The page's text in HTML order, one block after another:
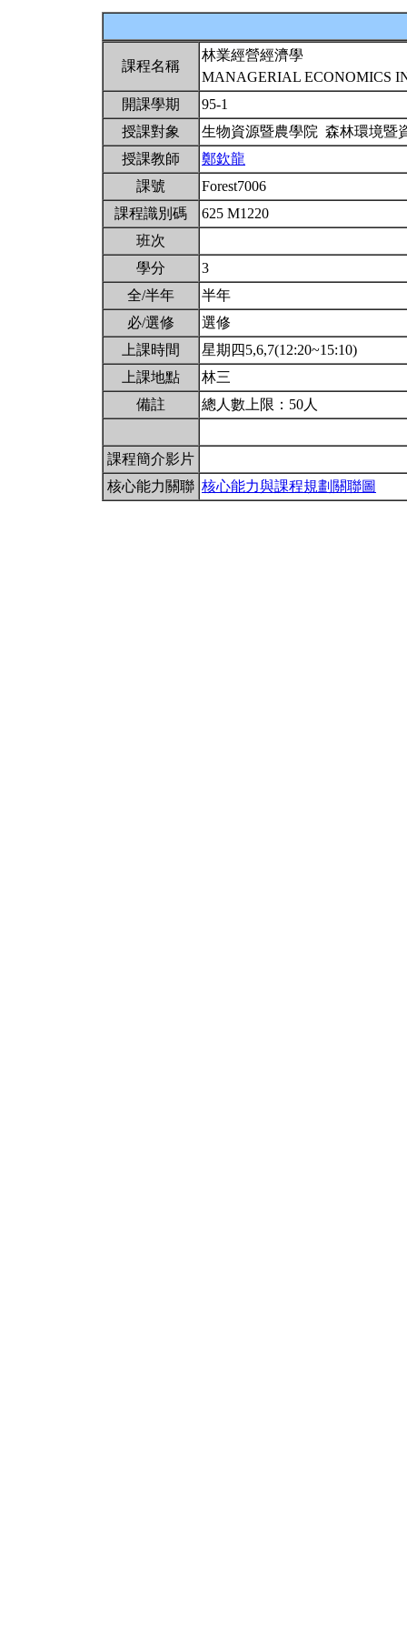
課程名稱
林業經營經濟學
MANAGERIAL ECONOMICS
開課學期
95-1
授課對象
生物資源暨農學院 森林環境暨
授課教師
鄭欽龍
課號
Forest7006
課程識別碼
625 M1220
班次
學分
3
全/半年
半年
必/選修
選修
上課時間
星期四5,6,7(12:20~15:10)
上課地點
林三
備註
總人數上限：50人
課程簡介影片
核心能力關聯 核心能力與課程規劃關聯圖